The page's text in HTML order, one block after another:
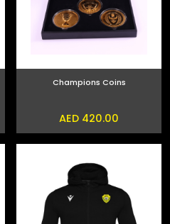
Champions Coins
AED 420.00